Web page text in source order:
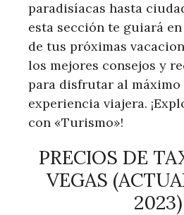
paradisíacas hasta
esta sección te guiará
de tus próximas
los mejores consejos y
para disfrutar al máximo
experiencia viajera.
con «Turismo»!
PRECIOS DE
VEGAS
2023)